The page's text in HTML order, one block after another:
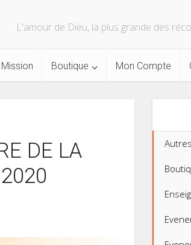
L'amour de Dieu, la plus grande des
Boutique Mon Compte
DE LA
Autres